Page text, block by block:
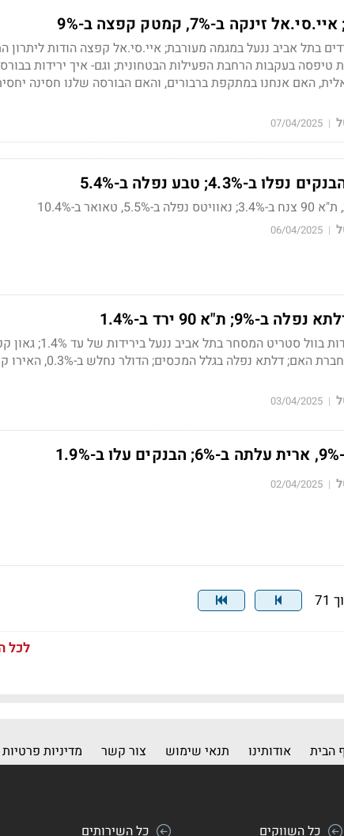
בתל אביב ננעל במגמה מעורבת; איי.סי.אל קפצה הודות ליתרון
טיפסה בעקבות הרחבת הפעילות הבטחונית; וגם- איך ירידות
האם אנחנו במתקפת ברבורים, והאם הבורסה שלנו חסינה
|
07/04/2025
ב-10.4%
|
06/04/2025
למרות ירידות השערים החדות בוול סטריט המסחר בתל אביב
בעקבות רכישת השליטה בחברת האם; דלתא נפלה בגלל המכסים;
|
03/04/2025
|
02/04/2025
לכל
הבית אודותינו תנאי שימוש צור קשר מדיניות פרטיות
כל השווקים כל השירותים